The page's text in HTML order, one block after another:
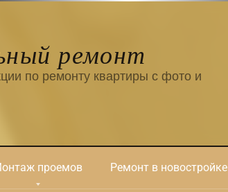
ремонт
по ремонту квартиры с фото и
проемов Ремонт в новостройке